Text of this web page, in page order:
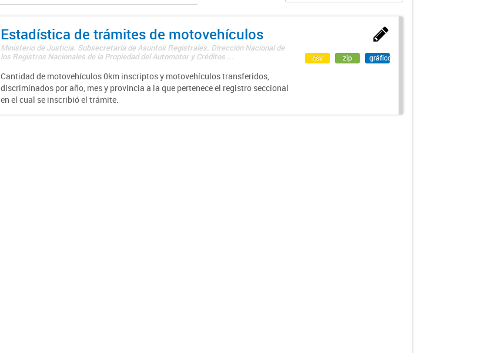
Estadística de trámites de motovehículos
Ministerio de Justicia. Subsecretaría de Asuntos Registrales. Dirección Nacional de
los Registros Nacionales de la Propiedad del Automotor y Créditos ...
Cantidad de motovehículos 0km inscriptos y motovehículos transferidos,
discriminados por año, mes y provincia a la que pertenece el registro seccional
en el cual se inscribió el trámite.
csv zip gráfico